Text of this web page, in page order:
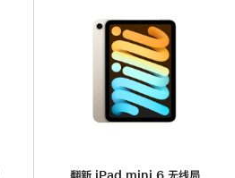
翻新 iPad mini 6 无线局